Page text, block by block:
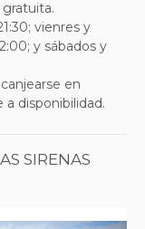
vienres y
y sábados y
en
disponibilidad.
SIRENAS